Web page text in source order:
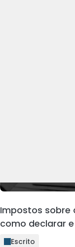
Impostos sobre
como declarar
Escrito